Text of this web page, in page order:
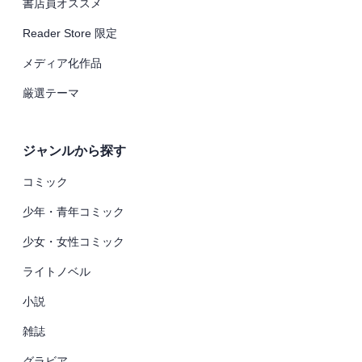
書店員オススメ
Reader Store 限定
メディア化作品
厳選テーマ
ジャンルから探す
コミック
少年・青年コミック
少女・女性コミック
ライトノベル
小説
雑誌